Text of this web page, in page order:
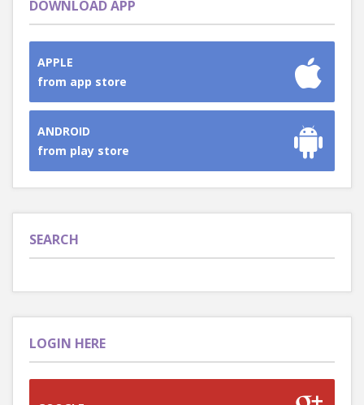
DOWNLOAD APP
APPLE
from app store
ANDROID
from play store
SEARCH
LOGIN HERE